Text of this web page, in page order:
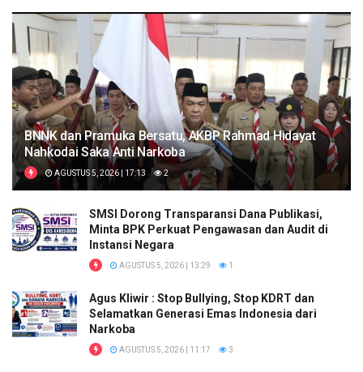
BNNK dan Pramuka Bersatu, AKBP Rahmad Hidayat
Nahkodai Saka Anti Narkoba
AGUSTUS 5, 2026 | 17:13 2
SMSI Dorong Transparansi Dana Publikasi,
Minta BPK Perkuat Pengawasan dan Audit di
Instansi Negara
AGUSTUS 5, 2026 | 13:29 1
Agus Kliwir : Stop Bullying, Stop KDRT dan
Selamatkan Generasi Emas Indonesia dari
Narkoba
AGUSTUS 5, 2026 | 11:17 3